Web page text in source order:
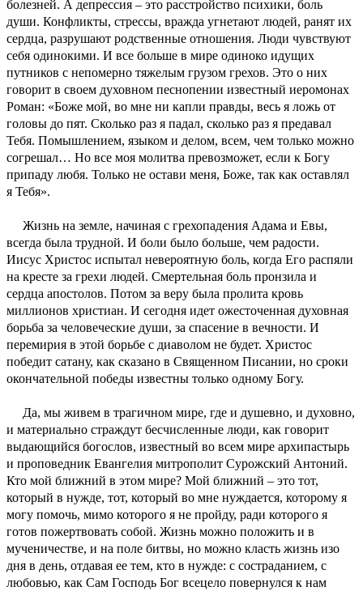
болезней. А депрессия – это расстройство психики, боль
души. Конфликты, стрессы, вражда угнетают людей, ранят их
сердца, разрушают родственные отношения. Люди чувствуют
себя одинокими. И все больше в мире одиноко идущих
путников с непомерно тяжелым грузом грехов. Это о них
говорит в своем духовном песнопении известный иеромонах
Роман: «Боже мой, во мне ни капли правды, весь я ложь от
головы до пят. Сколько раз я падал, сколько раз я предавал
Тебя. Помышлением, языком и делом, всем, чем только можно
согрешал… Но все моя молитва превозможет, если к Богу
припаду любя. Только не остави меня, Боже, так как оставлял
я Тебя».
Жизнь на земле, начиная с грехопадения Адама и Евы,
всегда была трудной. И боли было больше, чем радости.
Иисус Христос испытал невероятную боль, когда Его распяли
на кресте за грехи людей. Смертельная боль пронзила и
сердца апостолов. Потом за веру была пролита кровь
миллионов христиан. И сегодня идет ожесточенная духовная
борьба за человеческие души, за спасение в вечности. И
перемирия в этой борьбе с диаволом не будет. Христос
победит сатану, как сказано в Священном Писании, но сроки
окончательной победы известны только одному Богу.
Да, мы живем в трагичном мире, где и душевно, и духовно,
и материально страждут бесчисленные люди, как говорит
выдающийся богослов, известный во всем мире архипастырь
и проповедник Евангелия митрополит Сурожский Антоний.
Кто мой ближний в этом мире? Мой ближний – это тот,
который в нужде, тот, который во мне нуждается, которому я
могу помочь, мимо которого я не пройду, ради которого я
готов пожертвовать собой. Жизнь можно положить и в
мученичестве, и на поле битвы, но можно класть жизнь изо
дня в день, отдавая ее тем, кто в нужде: с состраданием, с
любовью, как Сам Господь Бог всецело повернулся к нам